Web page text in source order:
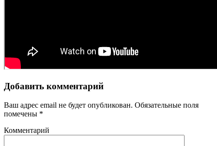
Добавить комментарий
Ваш адрес email не будет опубликован. Обязательные поля
помечены *
Комментарий